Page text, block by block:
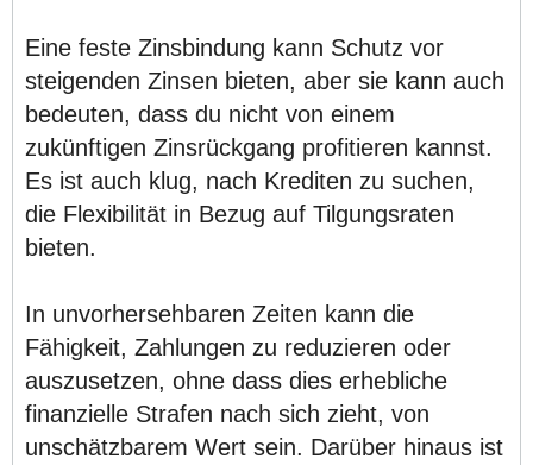
Eine feste Zinsbindung kann Schutz vor
steigenden Zinsen bieten, aber sie kann auch
bedeuten, dass du nicht von einem
zukünftigen Zinsrückgang profitieren kannst.
Es ist auch klug, nach Krediten zu suchen,
die Flexibilität in Bezug auf Tilgungsraten
bieten.
In unvorhersehbaren Zeiten kann die
Fähigkeit, Zahlungen zu reduzieren oder
auszusetzen, ohne dass dies erhebliche
finanzielle Strafen nach sich zieht, von
unschätzbarem Wert sein. Darüber hinaus ist